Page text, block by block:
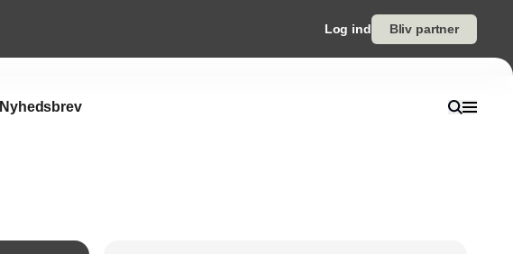
Log ind Bliv partner
Nyhedsbrev